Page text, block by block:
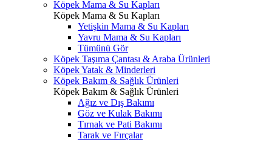
Köpek Mama & Su Kapları
Köpek Mama & Su Kapları
Yetişkin Mama & Su Kapları
Yavru Mama & Su Kapları
Tümünü Gör
Köpek Taşıma Çantası & Araba Ürünleri
Köpek Yatak & Minderleri
Köpek Bakım & Sağlık Ürünleri
Köpek Bakım & Sağlık Ürünleri
Ağız ve Dış Bakımı
Göz ve Kulak Bakımı
Tırnak ve Pati Bakımı
Tarak ve Fırçalar